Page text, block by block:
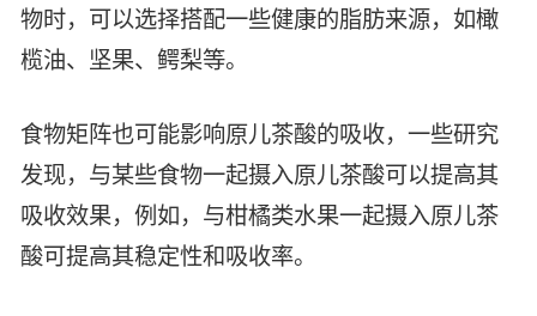
美妆护肤
健康食品
生物基新材料
生物制药
其他
唯创新
高通量骐骥平台
鸿鹄实验室
唯责任
社会责任
联系我们
物时，可以选择搭配一些健康的脂肪来源，如橄
榄油、坚果、鳄梨等。
食物矩阵也可能影响原儿茶酸的吸收，一些研究
发现，与某些食物一起摄入原儿茶酸可以提高其
吸收效果，例如，与柑橘类水果一起摄入原儿茶
酸可提高其稳定性和吸收率。